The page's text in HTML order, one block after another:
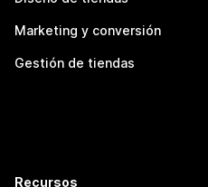
Marketing y conversión
Gestión de tiendas
Recursos